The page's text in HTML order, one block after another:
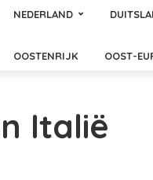
NEDERLAND
OOSTENRIJK OOST-
Italië